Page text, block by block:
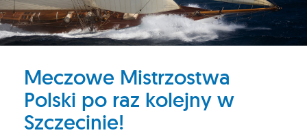
Meczowe Mistrzostwa
Polski po raz kolejny w
Szczecinie!